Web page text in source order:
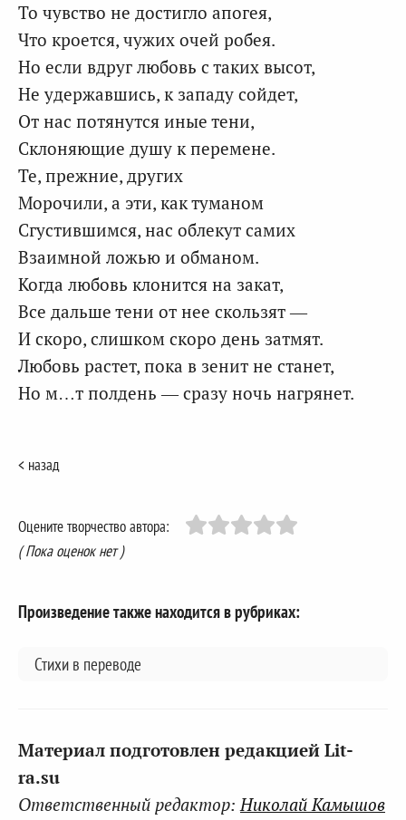
То чувство не достигло апогея,
Что кроется, чужих очей робея.
Но если вдруг любовь с таких высот,
Не удержавшись, к западу сойдет,
От нас потянутся иные тени,
Склоняющие душу к перемене.
Те, прежние, других
Морочили, а эти, как туманом
Сгустившимся, нас облекут самих
Взаимной ложью и обманом.
Когда любовь клонится на закат,
Все дальше тени от нее скользят —
И скоро, слишком скоро день затмят.
Любовь растет, пока в зенит не станет,
Но м…т полдень — сразу ночь нагрянет.
< назад
Оцените творчество автора:
( Пока оценок нет )
Произведение также находится в рубриках:
Стихи в переводе
Материал подготовлен редакцией Lit-
ra.su
Ответственный редактор:Николай Камышов